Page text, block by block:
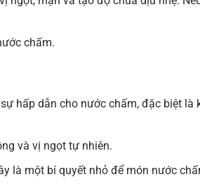
chấm.
hấp dẫn cho nước chấm, đặc biệt là
và vị ngọt tự nhiên.
là một bí quyết nhỏ để món nước